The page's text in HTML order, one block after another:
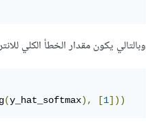
وبالتالي يكون مقدار الخطأ الكلي
(y_hat_softmax), [1]))